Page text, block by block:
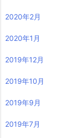
2020年2月
2020年1月
2019年12月
2019年10月
2019年9月
2019年7月